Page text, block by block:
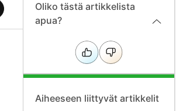
Oliko tästä artikkelista
apua?
Aiheeseen liittyvät artikkelit